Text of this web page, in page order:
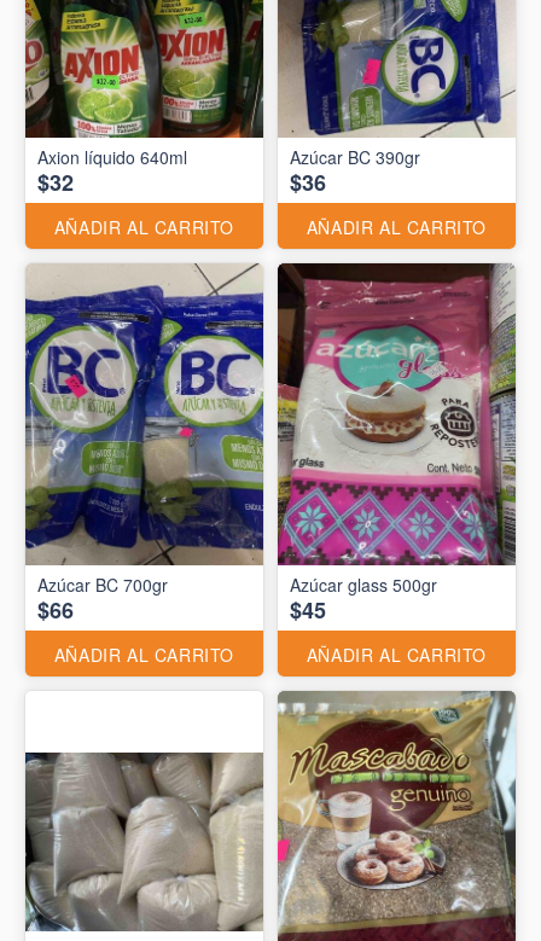
Axion líquido 640ml
$32
AÑADIR AL CARRITO
Azúcar BC 390gr
$36
AÑADIR AL CARRITO
Azúcar BC 700gr
$66
AÑADIR AL CARRITO
Azúcar glass 500gr
$45
AÑADIR AL CARRITO